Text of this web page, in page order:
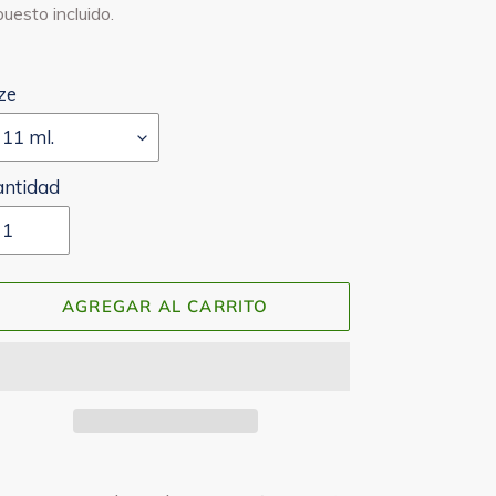
incluido.
AGREGAR AL CARRITO